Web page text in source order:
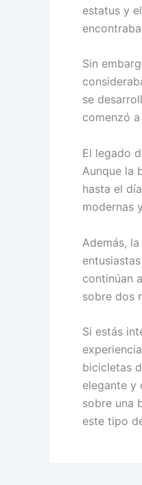
estatus y
Sin
se
comenzó
El legado
Aunque la
hasta el
modernas
Además,
continúan
sobre dos
Si estás
bicicletas
elegante y
sobre una
este tipo